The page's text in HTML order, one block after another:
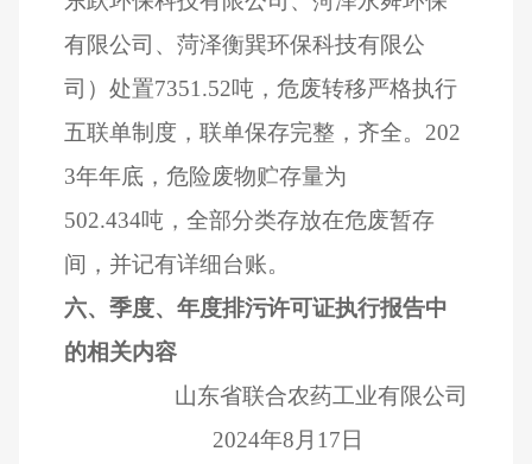
有限公司、菏泽衡巽环保科技有限公
司）处置7351.52吨，危废转移严格执行
五联单制度，联单保存完整，齐全。 202
3年年底，危险废物贮存量为
502.434吨，全部分类存放在危废暂存
间，并记有详细台账。
六、季度、年度排污许可证执行报告中
的相关内容
山东省联合农药工业有限公司
2024年8 月 17 日